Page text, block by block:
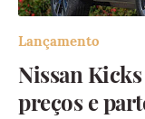
Lançamento
Nissan
preços e